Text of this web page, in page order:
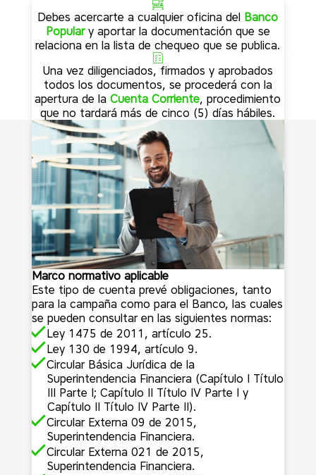
Debes acercarte a cualquier oficina del Banco
Popular y aportar la documentación que se
relaciona en la lista de chequeo que se publica.
Una vez diligenciados, firmados y aprobados
todos los documentos, se procederá con la
apertura de laCuenta Corriente, procedimiento
que no tardará más de cinco (5) días hábiles.
Marco normativo aplicable
Este tipo de cuenta prevé obligaciones, tanto
para la campaña como para el Banco, las cuales
se pueden consultar en las siguientes normas:
Ley 1475 de 2011, artículo 25.
Ley 130 de 1994, artículo 9.
Circular Básica Jurídica de la
Superintendencia Financiera (Capítulo I Título
III Parte I; Capítulo II Título IV Parte I y
Capítulo II Título IV Parte II).
Circular Externa 09 de 2015,
Superintendencia Financiera.
Circular Externa 021 de 2015,
Superintendencia Financiera.